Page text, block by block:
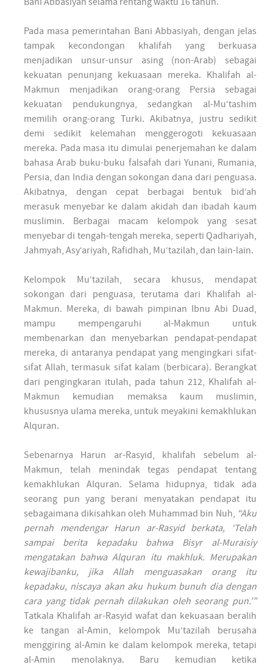
Pada masa pemerintahan Bani Abbasiyah, dengan jelas
tampak kecondongan khalifah yang berkuasa
menjadikan unsur-unsur asing (non-Arab) sebagai
kekuatan penunjang kekuasaan mereka. Khalifah al-
Makmun menjadikan orang-orang Persia sebagai
kekuatan pendukungnya, sedangkan al-Mu‘tashim
memilih orang-orang Turki. Akibatnya, justru sedikit
demi sedikit kelemahan menggerogoti kekuasaan
mereka. Pada masa itu dimulai penerjemahan ke dalam
bahasa Arab buku-buku falsafah dari Yunani, Rumania,
Persia, dan India dengan sokongan dana dari penguasa.
Akibatnya, dengan cepat berbagai bentuk bid‘ah
merasuk menyebar ke dalam akidah dan ibadah kaum
muslimin. Berbagai macam kelompok yang sesat
menyebar di tengah-tengah mereka, seperti Qadhariyah,
Jahmyah, Asy‘ariyah, Rafidhah, Mu‘tazilah, dan lain-lain.
Kelompok Mu‘tazilah, secara khusus, mendapat
sokongan dari penguasa, terutama dari Khalifah al-
Makmun. Mereka, di bawah pimpinan Ibnu Abi Duad,
mampu mempengaruhi al-Makmun untuk
membenarkan dan menyebarkan pendapat-pendapat
mereka, di antaranya pendapat yang mengingkari sifat-
sifat Allah, termasuk sifat kalam (berbicara). Berangkat
dari pengingkaran itulah, pada tahun 212, Khalifah al-
Makmun kemudian memaksa kaum muslimin,
khususnya ulama mereka, untuk meyakini kemakhlukan
Alquran.
Sebenarnya Harun ar-Rasyid, khalifah sebelum al-
Makmun, telah menindak tegas pendapat tentang
kemakhlukan Alquran. Selama hidupnya, tidak ada
seorang pun yang berani menyatakan pendapat itu
sebagaimana dikisahkan oleh Muhammad bin Nuh, “Aku
pernah mendengar Harun ar-Rasyid berkata, ‘Telah
sampai berita kepadaku bahwa Bisyr al-Muraisiy
mengatakan bahwa Alquran itu makhluk. Merupakan
kewajibanku, jika Allah menguasakan orang itu
kepadaku, niscaya akan aku hukum bunuh dia dengan
cara yang tidak pernah dilakukan oleh seorang pun.’”
Tatkala Khalifah ar-Rasyid wafat dan kekuasaan beralih
ke tangan al-Amin, kelompok Mu‘tazilah berusaha
menggiring al-Amin ke dalam kelompok mereka, tetapi
al-Amin menolaknya. Baru kemudian ketika